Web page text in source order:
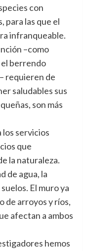
con
para las que el
infranqueable.
–como
berrendo
requieren de
saludables sus
son más
los servicios
que
la naturaleza.
de agua, la
El muro ya
de arroyos y ríos,
afectan a ambos
hemos